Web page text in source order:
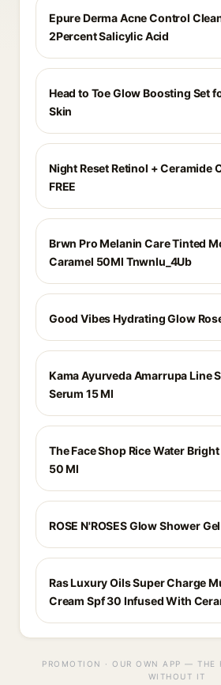
Epure Derma Acne Control
2Percent Salicylic Acid
Head to Toe Glow Boosting Set
Skin
Night Reset Retinol + Ceramide
FREE
Brwn Pro Melanin Care Tinted
Caramel 50Ml Tnwnlu_4Ub
Good Vibes Hydrating Glow
Kama Ayurveda Amarrupa Line
Serum 15 Ml
The Face Shop Rice Water
50 Ml
ROSE N'ROSES Glow Shower Gel
Ras Luxury Oils Super Charge
Cream Spf 30 Infused With
PROMOTION · OUR OWN APP — THE
WITHOUT IT